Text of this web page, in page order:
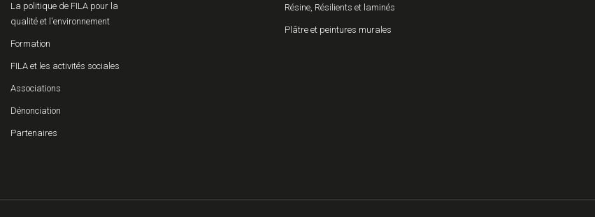
La politique de FILA pour la
qualité et l'environnement
Formation
FILA et les activités sociales
Associations
Dénonciation
Partenaires
Résine, Résilients et laminés
Plâtre et peintures murales